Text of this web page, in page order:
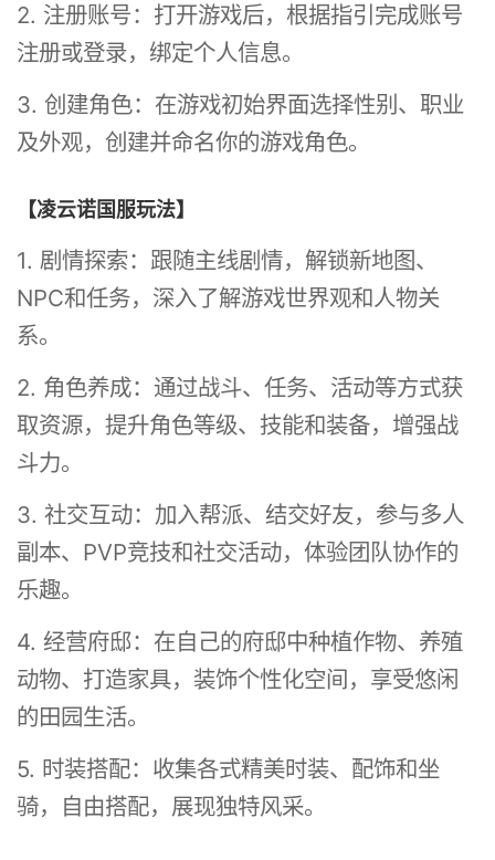
2. 注册账号：打开游戏后，根据指引完成账号
注册或登录，绑定个人信息。
3. 创建角色：在游戏初始界面选择性别、职业
及外观，创建并命名你的游戏角色。
【凌云诺国服玩法】
1. 剧情探索：跟随主线剧情，解锁新地图、
NPC和任务，深入了解游戏世界观和人物关
系。
2. 角色养成：通过战斗、任务、活动等方式获
取资源，提升角色等级、技能和装备，增强战
斗力。
3. 社交互动：加入帮派、结交好友，参与多人
副本、PVP竞技和社交活动，体验团队协作的
乐趣。
4. 经营府邸：在自己的府邸中种植作物、养殖
动物、打造家具，装饰个性化空间，享受悠闲
的田园生活。
5. 时装搭配：收集各式精美时装、配饰和坐
骑，自由搭配，展现独特风采。